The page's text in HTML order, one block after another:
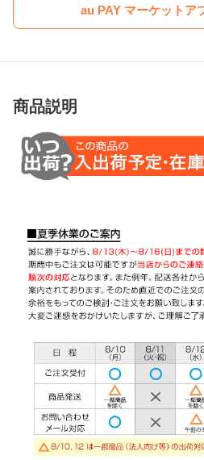
au PAY マーケットア
商品説明